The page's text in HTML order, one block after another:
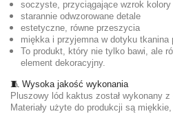
soczyste, przyciągające wzrok kolory
starannie odwzorowane detale
estetyczne, równe przeszycia
miękka i przyjemna w dotyku tkanina
To produkt, który nie tylko bawi, ale
element dekoracyjny.
🧵 Wysoka jakość wykonania
Pluszowy lód kaktus został wykonany z
Materiały użyte do produkcji są miękkie,